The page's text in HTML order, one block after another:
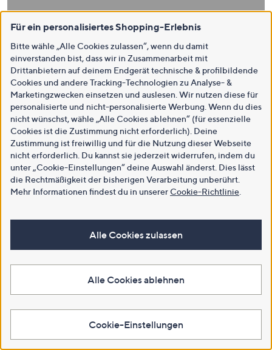
Für ein personalisiertes Shopping-Erlebnis
Bitte wähle „Alle Cookies zulassen“, wenn du damit
einverstanden bist, dass wir in Zusammenarbeit mit
Drittanbietern auf deinem Endgerät technische & profilbildende
Cookies und andere Tracking-Technologien zu Analyse- &
Marketingzwecken einsetzen und auslesen. Wir nutzen diese für
personalisierte und nicht-personalisierte Werbung. Wenn du dies
nicht wünschst, wähle „Alle Cookies ablehnen“ (für essenzielle
Cookies ist die Zustimmung nicht erforderlich). Deine
Zustimmung ist freiwillig und für die Nutzung dieser Webseite
nicht erforderlich. Du kannst sie jederzeit widerrufen, indem du
unter „Cookie-Einstellungen“ deine Auswahl änderst. Dies lässt
die Rechtmäßigkeit der bisherigen Verarbeitung unberührt.
Mehr Informationen findest du in unsererCookie-Richtlinie
Alle Cookies zulassen
Alle Cookies ablehnen
Cookie-Einstellungen